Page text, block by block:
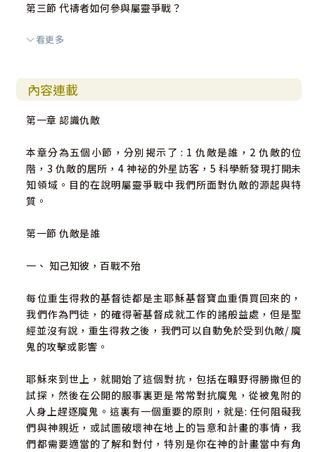
第三節 代禱者如何參與屬靈爭戰？
第四節 今世代的屬靈爭戰—鐵杖轄管列國
第四章 天與地的距離近了
第二節 神國的治理---神聖議會
第三節 末世的徵兆和教會的預備
第四節 教會的隱藏
第五節 千禧年王國
附錄一：來自金牛座的昴宿星團
附錄三：神分派地業給七十個宗族
附錄四：古文明的源頭 ——蘇美爾文明
看更多
內容連載
第一章 認識仇敵
本章分為五個小節，分別揭示了 : 1 仇敵是誰，2 仇敵的位
階，3 仇敵的居所，4 神祕的外星訪客，5 科學新發現打開未
知領域。目的在說明屬靈爭戰中我們所面對仇敵的源起與特
質。
第一節 仇敵是誰
一、 知己知彼，百戰不殆
每位重生得救的基督徒都是主耶穌基督寶血重價買回來的，
我們作為門徒，的確得著基督成就工作的諸般益處，但是聖
經並沒有說，重生得救之後，我們可以自動免於受到仇敵/ 魔
鬼的攻擊或影響。
耶穌來到世上，就開始了這個對抗，包括在曠野得勝撒但的
試探，然後在公開的服事裏更是常常對抗魔鬼，從被鬼附的
人身上趕逐魔鬼。這裏有一個重要的原則，就是: 任何阻礙我
們與神親近，或試圖破壞神在地上的旨意和計畫的事情，我
們都需要適當的了解和對付，特別是你在神的計畫當中有角